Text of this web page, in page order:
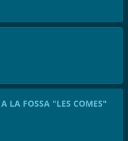
LA FOSSA "LES COMES"